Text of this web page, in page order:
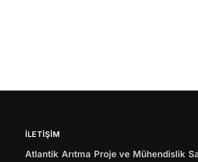
İLETIŞIM
Atlantik Arıtma Proje ve Mühendislik